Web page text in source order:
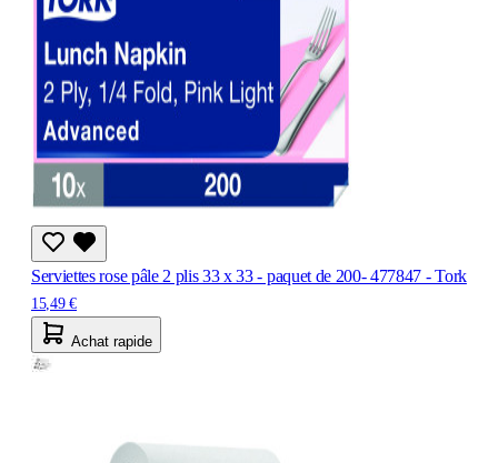
Serviettes rose pâle 2 plis 33 x 33 - paquet de 200- 477847 - Tork
15,49 €
Achat rapide